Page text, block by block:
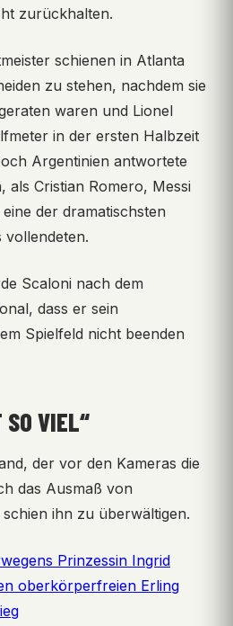
zurückhalten.
schienen in Atlanta
zu stehen, nachdem sie
waren und Lionel
in der ersten Halbzeit
Argentinien antwortete
als Cristian Romero, Messi
der dramatischsten
vollendeten.
Scaloni nach dem
dass er sein
Spielfeld nicht beenden
SO VIEL“
der vor den Kameras die
das Ausmaß von
ihn zu überwältigen.
Prinzessin Ingrid
oberkörperfreien Erling